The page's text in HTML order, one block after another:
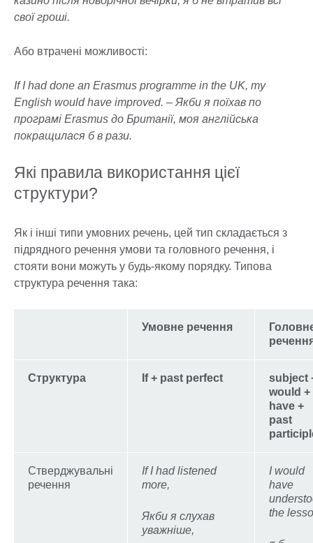
свої гроші.
Або втрачені можливості:
If I had done an Erasmus programme in the UK, my
English would have improved. – Якби я поїхав по
програмі Erasmus до Британії, моя англійська
покращилася б в рази.
Які правила використання цієї
структури?
Як і інші типи умовних речень, цей тип складається з
підрядного речення умови та головного речення, і
стояти вони можуть у будь-якому порядку. Типова
структура речення така:
Умовне речення
Структура If + past perfect
subject
would +
have +
past
Стверджувальні
речення
If I had listened
more,
Якби я слухав
уважніше,
I would
have
the